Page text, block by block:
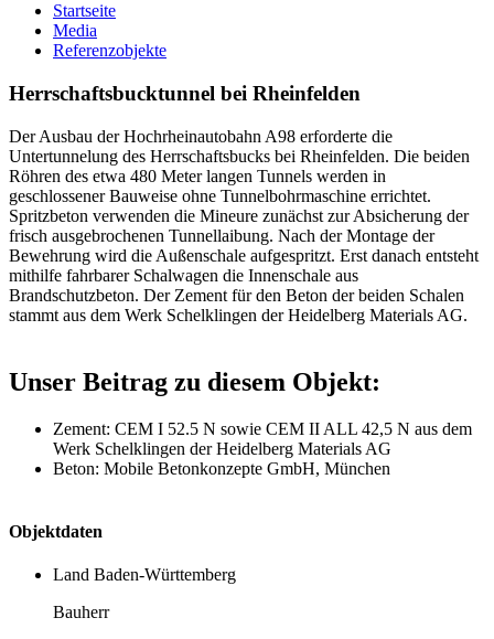
Startseite
Media
Referenzobjekte
Herrschaftsbucktunnel bei Rheinfelden
Der Ausbau der Hochrheinautobahn A98 erforderte die
Untertunnelung des Herrschaftsbucks bei Rheinfelden. Die beiden
Röhren des etwa 480 Meter langen Tunnels werden in
geschlossener Bauweise ohne Tunnelbohrmaschine errichtet.
Spritzbeton verwenden die Mineure zunächst zur Absicherung der
frisch ausgebrochenen Tunnellaibung. Nach der Montage der
Bewehrung wird die Außenschale aufgespritzt. Erst danach entsteht
mithilfe fahrbarer Schalwagen die Innenschale aus
Brandschutzbeton. Der Zement für den Beton der beiden Schalen
stammt aus dem Werk Schelklingen der Heidelberg Materials AG.
Unser Beitrag zu diesem Objekt:
Zement: CEM I 52.5 N sowie CEM II ALL 42,5 N aus dem
Werk Schelklingen der Heidelberg Materials AG
Beton: Mobile Betonkonzepte GmbH, München
Objektdaten
Land Baden-Württemberg
Bauherr